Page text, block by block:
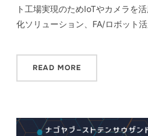
ト工場実現のためIoTやカメラを
化ソリューション、FA/ロボット
READ MORE